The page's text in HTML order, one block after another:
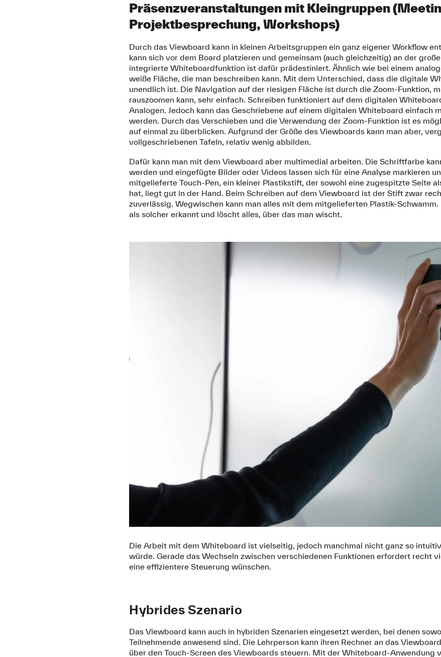
Präsenzveranstaltungen mit Kleingruppen
Projektbesprechung, Workshops)
Durch das Viewboard kann in kleinen Arbeitsgruppen ein ganz eigener Workflow
kann sich vor dem Board platzieren und gemeinsam (auch gleichzeitig) an der
integrierte Whiteboardfunktion ist dafür prädestiniert. Ähnlich wie bei einem
weiße Fläche, die man beschreiben kann. Mit dem Unterschied, dass die digitale
unendlich ist. Die Navigation auf der riesigen Fläche ist durch die Zoom-Funktion,
rauszoomen kann, sehr einfach. Schreiben funktioniert auf dem digitalen
Analogen. Jedoch kann das Geschriebene auf einem digitalen Whiteboard einfach
werden. Durch das Verschieben und die Verwendung der Zoom-Funktion ist es
auf einmal zu überblicken. Aufgrund der Größe des Viewboards kann man aber,
vollgeschriebenen Tafeln, relativ wenig abbilden.
Dafür kann man mit dem Viewboard aber multimedial arbeiten. Die Schriftfarbe
werden und eingefügte Bilder oder Videos lassen sich für eine Analyse markieren
mitgelieferte Touch-Pen, ein kleiner Plastikstift, der sowohl eine zugespitzte Seite
hat, liegt gut in der Hand. Beim Schreiben auf dem Viewboard ist der Stift zwar
zuverlässig. Wegwischen kann man alles mit dem mitgelieferten Plastik-
als solcher erkannt und löscht alles, über das man wischt.
Die Arbeit mit dem Whiteboard ist vielseitig, jedoch manchmal nicht ganz so
würde. Gerade das Wechseln zwischen verschiedenen Funktionen erfordert recht
eine effizientere Steuerung wünschen.
Hybrides Szenario
Das Viewboard kann auch in hybriden Szenarien eingesetzt werden, bei denen
Teilnehmende anwesend sind. Die Lehrperson kann ihren Rechner an das
über den Touch-Screen des Viewboards steuern. Mit der Whiteboard-Anwendung